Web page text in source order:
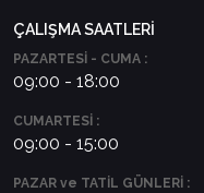
ÇALIŞMA SAATLERİ
PAZARTESİ - CUMA :
09:00 - 18:00
CUMARTESİ :
09:00 - 15:00
PAZAR ve TATİL GÜNLERİ :